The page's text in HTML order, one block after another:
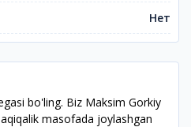
Нет
bo'ling. Biz Maksim Gorkiy
masofada joylashgan